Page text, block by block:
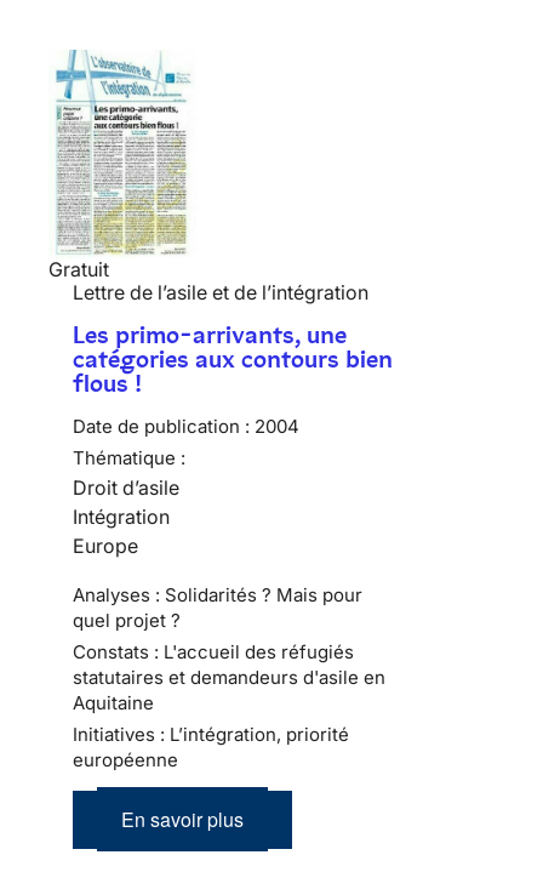
Gratuit
Lettre de l’asile et de l’intégration
Les primo-arrivants, une
catégories aux contours bien
flous !
Date de publication : 2004
Thématique :
Droit d’asile
Intégration
Europe
Analyses : Solidarités ? Mais pour
quel projet ?
Constats : L'accueil des réfugiés
statutaires et demandeurs d'asile en
Aquitaine
Initiatives : L’intégration, priorité
européenne
En savoir plus